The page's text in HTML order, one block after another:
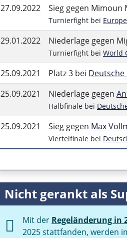
27.09.2022 Sieg gegen Mimoun
Turnierfight bei
29.01.2022 Niederlage gegen
Turnierfight bei World
25.09.2021 Platz 3 bei Deutsche
25.09.2021
Niederlage gegen
Halbfinale bei
25.09.2021 Sieg gegen Max
Viertelfinale bei
Nicht gerankt als
Mit der Regeländerung in
2025 stattfanden, werden